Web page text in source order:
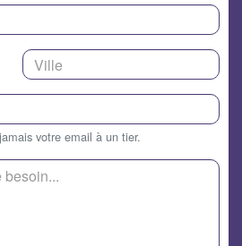
votre email à un tier.